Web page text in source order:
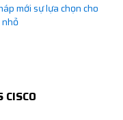
mới sự lựa chọn cho